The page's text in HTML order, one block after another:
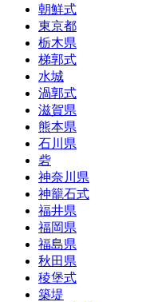
朝鮮式
東京都
栃木県
梯郭式
水城
渦郭式
滋賀県
熊本県
石川県
砦
神奈川県
神籠石式
福井県
福岡県
福島県
秋田県
稜堡式
築堤